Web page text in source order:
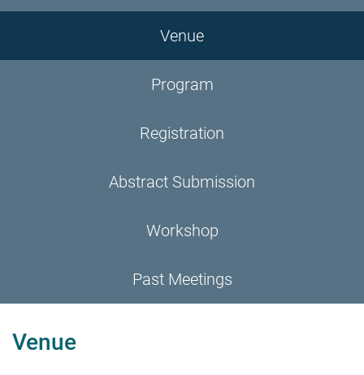
Venue
Program
Registration
Abstract Submission
Workshop
Past Meetings
Venue